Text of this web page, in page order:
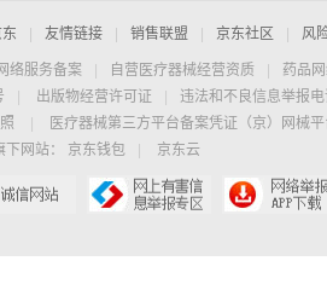
友情链接 销售联盟 京东社区 风
络服务备案 自营医疗器械经营资质 药品
出版物经营许可证
违法和不良信息举报
医疗器械第三方平台备案凭证（京）网械
网站：
京东钱包 京东云